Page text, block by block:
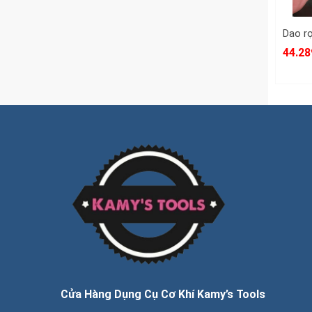
Cửa Hàng Dụng Cụ Cơ Khí Kamy’s Tools